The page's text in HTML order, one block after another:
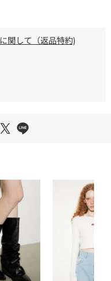
関して（返品特約)